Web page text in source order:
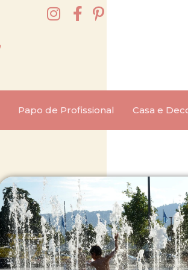
Papo de Profissional Casa e